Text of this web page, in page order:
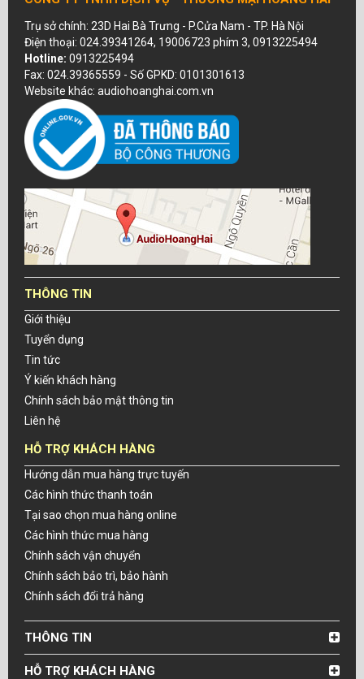
Trụ sở chính: 23D Hai Bà Trưng - P.Cửa Nam - TP. Hà Nội
Điện thoại: 024.39341264, 19006723 phím 3, 0913225494
Hotline: 0913225494
Fax: 024.39365559 - Số GPKD: 0101301613
Website khác: audiohoanghai.com.vn
THÔNG TIN
Giới thiệu
Tuyển dụng
Tin tức
Ý kiến khách hàng
Chính sách bảo mật thông tin
Liên hệ
HỖ TRỢ KHÁCH HÀNG
Hướng dẫn mua hàng trực tuyến
Các hình thức thanh toán
Tại sao chọn mua hàng online
Các hình thức mua hàng
Chính sách vận chuyển
Chính sách bảo trì, bảo hành
Chính sách đổi trả hàng
THÔNG TIN
HỖ TRỢ KHÁCH HÀNG